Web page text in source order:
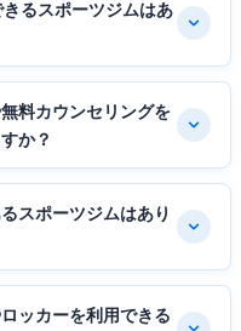
るスポーツジムはあ
料カウンセリングを
か？
スポーツジムはあり
ッカーを利用できる